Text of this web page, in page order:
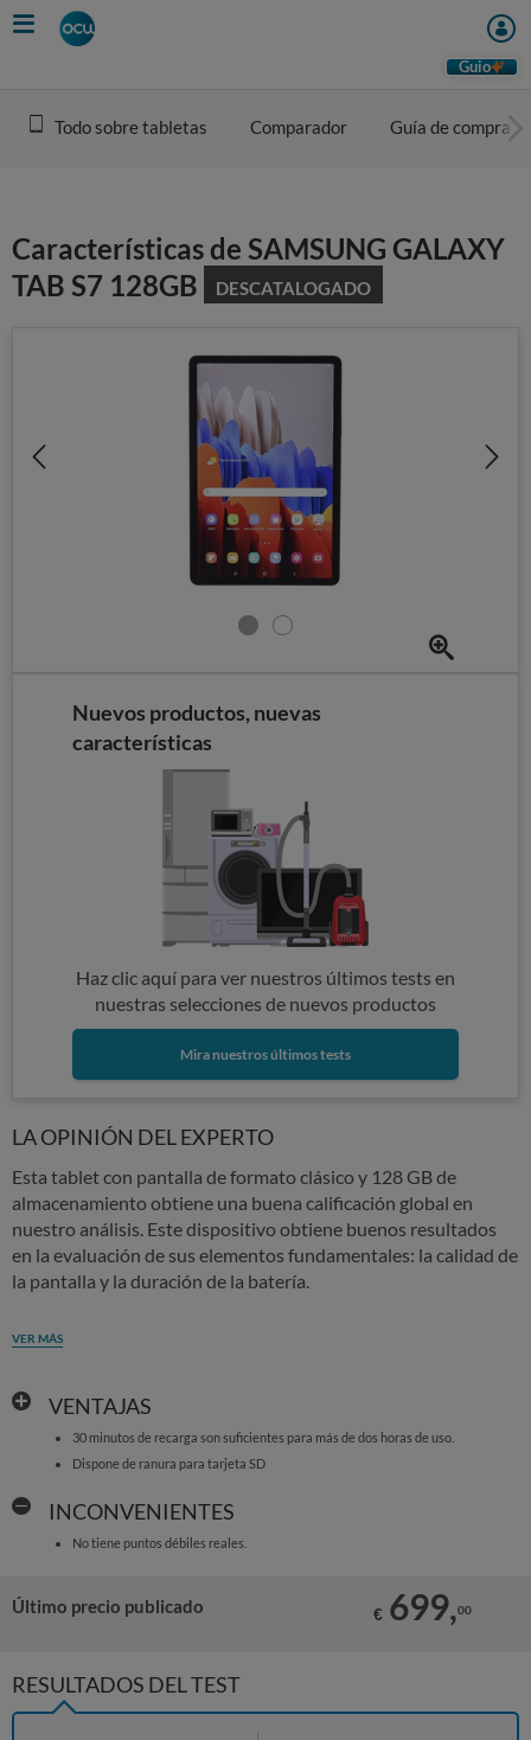
Skip
to
Guio
Todo sobre tabletas Comparador Guía de compra
Características de SAMSUNG GALAXY
TAB S7 128GB
DESCATALOGADO
Nuevos productos, nuevas
características
Haz clic aquí para ver nuestros últimos tests en
nuestras selecciones de nuevos productos
Mira nuestros últimos tests
LA OPINIÓN DEL EXPERTO
Esta tablet con pantalla de formato clásico y 128 GB de
almacenamiento obtiene una buena calificación global en
nuestro análisis. Este dispositivo obtiene buenos resultados
en la evaluación de sus elementos fundamentales: la calidad de
la pantalla y la duración de la batería.
VER MÁS
VENTAJAS
30 minutos de recarga son suficientes para más de dos horas de uso.
Dispone de ranura para tarjeta SD
INCONVENIENTES
No tiene puntos débiles reales.
Último precio publicado € 699,00
RESULTADOS DEL TEST